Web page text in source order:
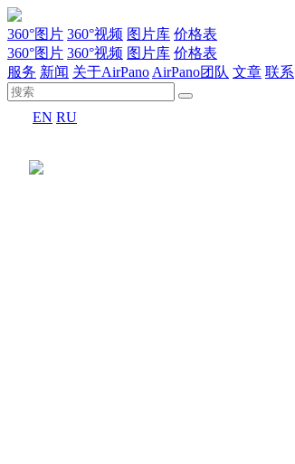
360°图片 360°视频 图片库 价格表
360°图片 360°视频 图片库 价格表
服务 新闻 关于AirPano AirPano团队 文章 联系
EN RU